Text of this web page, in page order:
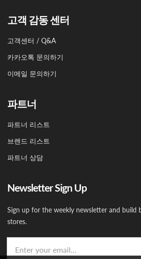
고객 감동 센터
고객센터 / Q&A
카카오톡 문의하기
이메일 문의하기
파트너
파트너 리스트
브렌드 리스트
파트너 상담
Newsletter Sign Up
Sign up for the weekly newsletter and build
stores.